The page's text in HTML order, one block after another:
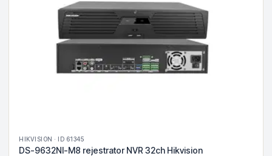
HIKVISION · ID 61345
DS-9632NI-M8 rejestrator NVR 32ch Hikvision